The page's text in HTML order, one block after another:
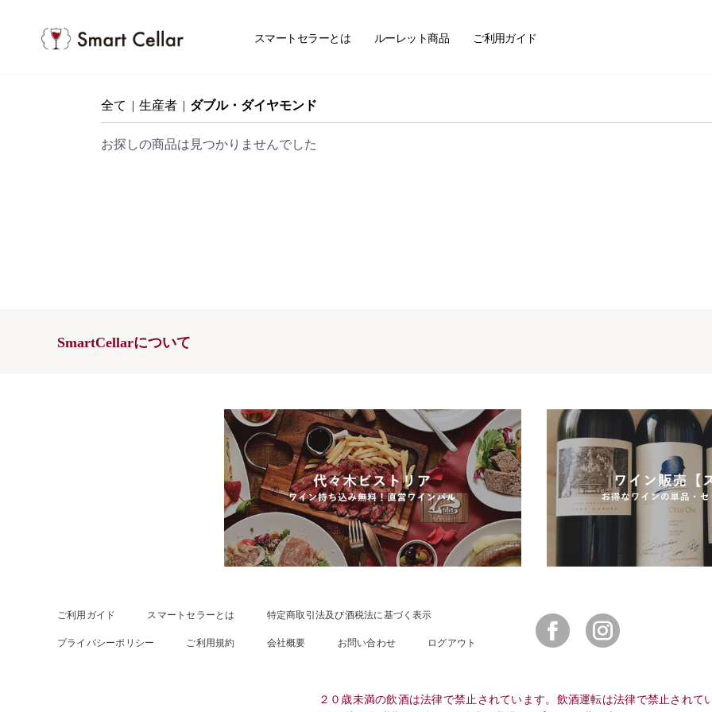
スマートセラー
スマートセラーとは ルーレット商品 ご利用ガイド
全て | 生産者 | ダブル・ダイヤモンド
お探しの商品は見つかりませんでした
SmartCellarについて
ご利用ガイド スマートセラーとは 特定商取引法及び酒税法に基づく表示
プライバシーポリシー ご利用規約 会社概要 お問い合わせ ログアウト
Facebook
２０歳未満の飲酒は法律で禁止されています。飲酒運転は法律で禁止されて